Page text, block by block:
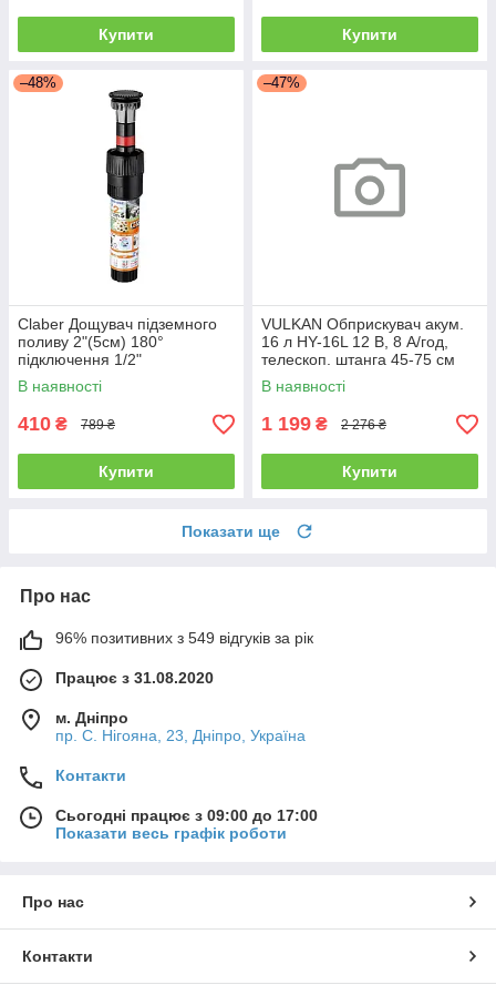
Купити Купити
–48%
Claber Дощувач підземного
поливу 2"(5см) 180°
підключення 1/2"
В наявності
410 ₴ 789 ₴
Купити
–47%
VULKAN Обприскувач акум.
16 л HY-16L 12 В, 8 А/год,
телескоп. штанга 45-75 см
В наявності
1 199 ₴ 2 276 ₴
Купити
Показати ще
Про нас
96% позитивних з 549 відгуків за рік
Працює з 31.08.2020
м. Дніпро
пр. С. Нігояна, 23, Дніпро, Україна
Контакти
Сьогодні працює з 09:00 до 17:00
Показати весь графік роботи
Про нас
Контакти